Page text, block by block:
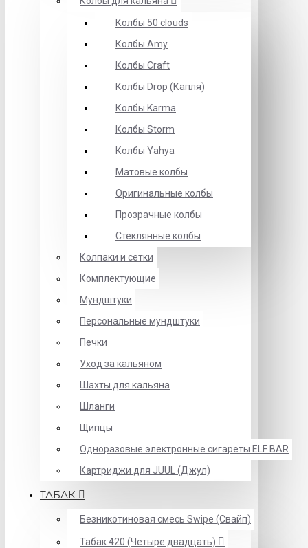
Колбы 50 clouds
Колбы Amy
Колбы Craft
Колбы Drop (Капля)
Колбы Karma
Колбы Storm
Колбы Yahya
Матовые колбы
Оригинальные колбы
Прозрачные колбы
Стеклянные колбы
Колпаки и сетки
Комплектующие
Мундштуки
Персональные мундштуки
Печки
Уход за кальяном
Шахты для кальяна
Шланги
Щипцы
Одноразовые электронные сигареты ELF BAR
Картриджи для JUUL (Джул)
ТАБАК
Безникотиновая смесь Swipe (Свайп)
Табак 420 (Четыре двадцать)